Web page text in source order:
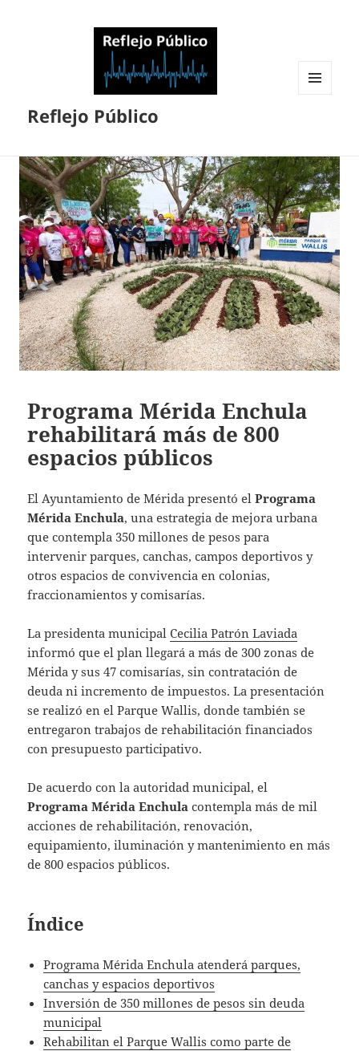
Reflejo Público
Programa Mérida Enchula
rehabilitará más de 800
espacios públicos
El Ayuntamiento de Mérida presentó elPrograma
Mérida Enchula, una estrategia de mejora urbana
que contempla 350 millones de pesos para
intervenir parques, canchas, campos deportivos y
otros espacios de convivencia en colonias,
fraccionamientos y comisarías.
La presidenta municipalCecilia Patrón Laviada
informó que el plan llegará a más de 300 zonas de
Mérida y sus 47 comisarías, sin contratación de
deuda ni incremento de impuestos. La presentación
se realizó en el Parque Wallis, donde también se
entregaron trabajos de rehabilitación financiados
con presupuesto participativo.
De acuerdo con la autoridad municipal, el
Programa Mérida Enchula contempla más de mil
acciones de rehabilitación, renovación,
equipamiento, iluminación y mantenimiento en más
de 800 espacios públicos.
Índice
Programa Mérida Enchula atenderá parques,
canchas y espacios deportivos
Inversión de 350 millones de pesos sin deuda
municipal
Rehabilitan el Parque Wallis como parte de